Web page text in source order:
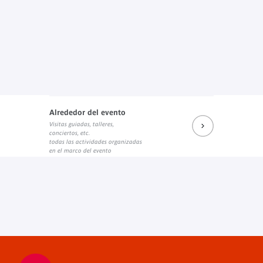
Alrededor del evento
Visitas guiadas, talleres,
conciertos, etc.
todas las actividades organizadas
en el marco del evento